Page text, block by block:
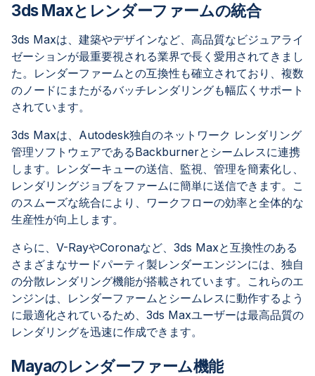
3ds Maxとレンダーファームの統合
3ds Maxは、建築やデザインなど、高品質なビジュアライ
ゼーションが最重要視される業界で長く愛用されてきまし
た。レンダーファームとの互換性も確立されており、複数
のノードにまたがるバッチレンダリングも幅広くサポート
されています。
3ds Maxは、Autodesk独自のネットワーク レンダリング
管理ソフトウェアであるBackburnerとシームレスに連携
します。レンダーキューの送信、監視、管理を簡素化し、
レンダリングジョブをファームに簡単に送信できます。こ
のスムーズな統合により、ワークフローの効率と全体的な
生産性が向上します。
さらに、V-RayやCoronaなど、3ds Maxと互換性のある
さまざまなサードパーティ製レンダーエンジンには、独自
の分散レンダリング機能が搭載されています。これらのエ
ンジンは、レンダーファームとシームレスに動作するよう
に最適化されているため、3ds Maxユーザーは最高品質の
レンダリングを迅速に作成できます。
Mayaのレンダーファーム機能